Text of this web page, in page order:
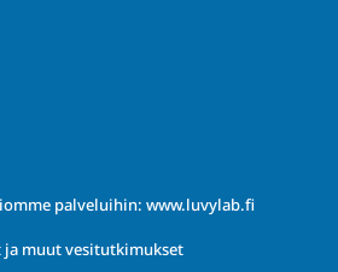
palveluihin: www.luvylab.fi
muut vesitutkimukset